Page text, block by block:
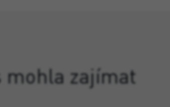
mohla zajímat